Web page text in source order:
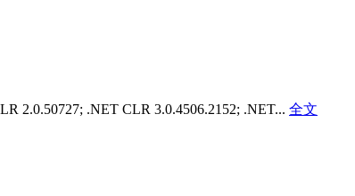
2.0.50727; .NET CLR 3.0.4506.2152; .NET... 全文